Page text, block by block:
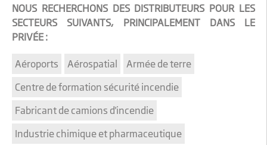
NOUS RECHERCHONS DES DISTRIBUTEURS POUR LES
SECTEURS SUIVANTS, PRINCIPALEMENT DANS LE
PRIVÉE :
Aéroports Aérospatial
Armée de terre
Centre de formation sécurité incendie
Fabricant de camions d'incendie
Industrie chimique et pharmaceutique